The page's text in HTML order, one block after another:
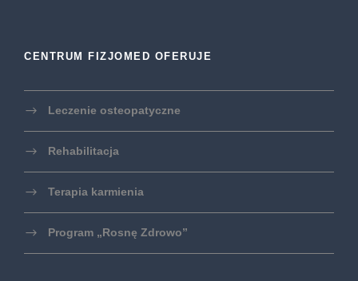
CENTRUM FIZJOMED OFERUJE
Leczenie osteopatyczne
Rehabilitacja
Terapia karmienia
Program „Rosnę Zdrowo”